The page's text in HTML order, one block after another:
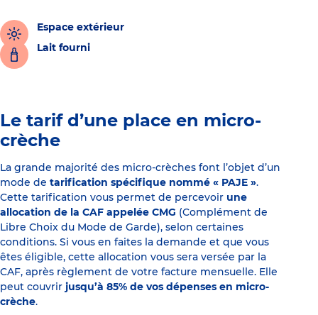
Espace extérieur
Lait fourni
Le tarif d’une place en micro-
crèche
La grande majorité des micro-crèches font l’objet d’un
mode de tarification spécifique nommé « PAJE ».
Cette tarification vous permet de percevoir une
allocation de la CAF appelée CMG (Complément de
Libre Choix du Mode de Garde), selon certaines
conditions. Si vous en faites la demande et que vous
êtes éligible, cette allocation vous sera versée par la
CAF, après règlement de votre facture mensuelle. Elle
peut couvrir jusqu’à 85% de vos dépenses en micro-
crèche.